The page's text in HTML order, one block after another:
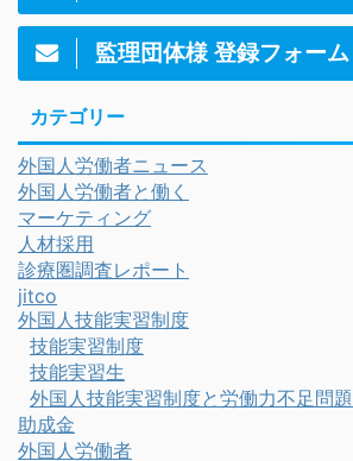
監理団体様 登録フォーム
カテゴリー
外国人労働者ニュース
外国人労働者と働く
マーケティング
人材採用
診療圏調査レポート
jitco
外国人技能実習制度
技能実習制度
技能実習生
外国人技能実習制度と労働力不足問題
助成金
外国人労働者